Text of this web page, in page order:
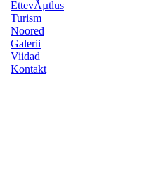
EttevÃµtlus
Turism
Noored
Galerii
Viidad
Kontakt